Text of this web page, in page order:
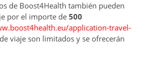
de Boost4Health también pueden
por el importe de 500
application-travel-
viaje son limitados y se ofrecerán